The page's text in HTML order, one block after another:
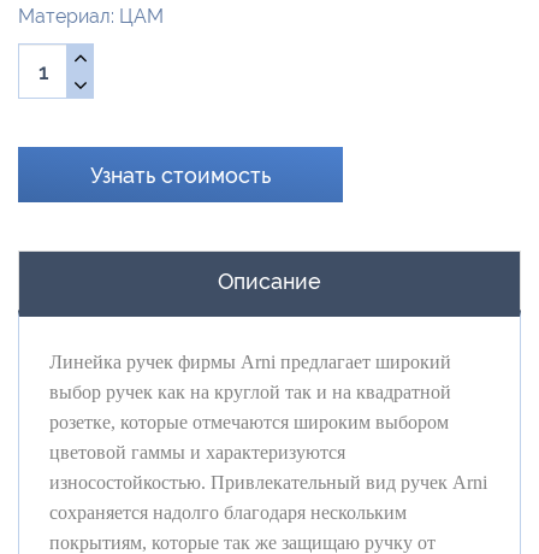
Материал: ЦАМ
Узнать стоимость
Описание
Линейка ручек фирмы Arni предлагает широкий
выбор ручек как на круглой так и на квадратной
розетке, которые отмечаются широким выбором
цветовой гаммы и характеризуются
износостойкостью. Привлекательный вид ручек Arni
сохраняется надолго благодаря нескольким
покрытиям, которые так же защищаю ручку от